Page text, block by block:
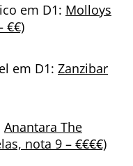
em D1: Molloys
€€)
em D1: Zanzibar
Anantara The
nota 9 – €€€€)